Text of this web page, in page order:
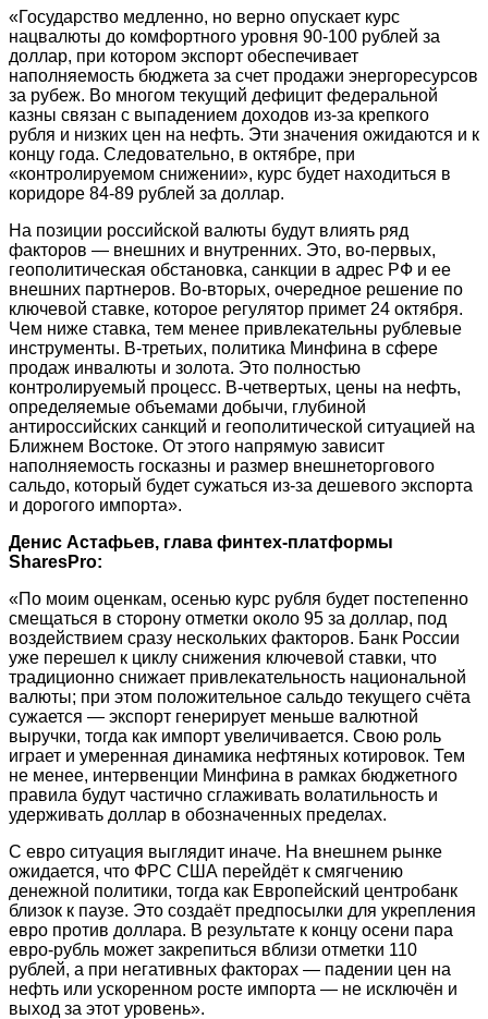
«Государство медленно, но верно опускает курс
нацвалюты до комфортного уровня 90-100 рублей за
доллар, при котором экспорт обеспечивает
наполняемость бюджета за счет продажи энергоресурсов
за рубеж. Во многом текущий дефицит федеральной
казны связан с выпадением доходов из-за крепкого
рубля и низких цен на нефть. Эти значения ожидаются и к
концу года. Следовательно, в октябре, при
«контролируемом снижении», курс будет находиться в
коридоре 84-89 рублей за доллар.
На позиции российской валюты будут влиять ряд
факторов — внешних и внутренних. Это, во-первых,
геополитическая обстановка, санкции в адрес РФ и ее
внешних партнеров. Во-вторых, очередное решение по
ключевой ставке, которое регулятор примет 24 октября.
Чем ниже ставка, тем менее привлекательны рублевые
инструменты. В-третьих, политика Минфина в сфере
продаж инвалюты и золота. Это полностью
контролируемый процесс. В-четвертых, цены на нефть,
определяемые объемами добычи, глубиной
антироссийских санкций и геополитической ситуацией на
Ближнем Востоке. От этого напрямую зависит
наполняемость госказны и размер внешнеторгового
сальдо, который будет сужаться из-за дешевого экспорта
и дорогого импорта».
Денис Астафьев, глава финтех-платформы
SharesPro:
«По моим оценкам, осенью курс рубля будет постепенно
смещаться в сторону отметки около 95 за доллар, под
воздействием сразу нескольких факторов. Банк России
уже перешел к циклу снижения ключевой ставки, что
традиционно снижает привлекательность национальной
валюты; при этом положительное сальдо текущего счёта
сужается — экспорт генерирует меньше валютной
выручки, тогда как импорт увеличивается. Свою роль
играет и умеренная динамика нефтяных котировок. Тем
не менее, интервенции Минфина в рамках бюджетного
правила будут частично сглаживать волатильность и
удерживать доллар в обозначенных пределах.
С евро ситуация выглядит иначе. На внешнем рынке
ожидается, что ФРС США перейдёт к смягчению
денежной политики, тогда как Европейский центробанк
близок к паузе. Это создаёт предпосылки для укрепления
евро против доллара. В результате к концу осени пара
евро-рубль может закрепиться вблизи отметки 110
рублей, а при негативных факторах — падении цен на
нефть или ускоренном росте импорта — не исключён и
выход за этот уровень».